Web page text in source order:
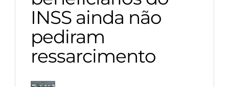
INSS ainda não
pediram
ressarcimento